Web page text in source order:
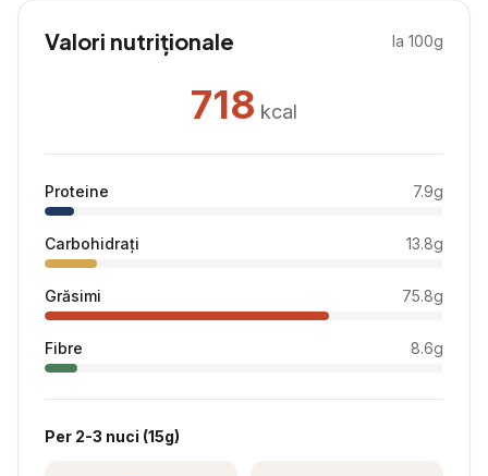
Valori nutriționale la 100g
718 kcal
Proteine 7.9g
Carbohidrați 13.8g
Grăsimi 75.8g
Fibre 8.6g
Per 2-3 nuci (15g)